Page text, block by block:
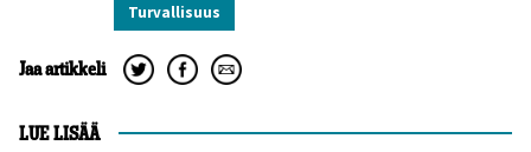
turvallisuus
Jaa artikkeli
LUE LISÄÄ